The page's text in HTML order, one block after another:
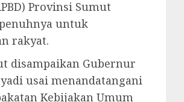
Provinsi Sumut
untuk
rakyat.
disampaikan Gubernur
usai menandatangani
Kebijakan Umum